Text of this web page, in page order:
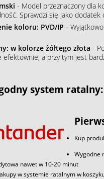
- Model przeznaczony dla
Sprawdzi się jako
koloru: PVD/IP -
w kolorze żółtego złota -
efektownie, a przy tym jest
system ratalny:
Kup
Wygodne
nawet w 10-20 minut
w systemie ratalnym w